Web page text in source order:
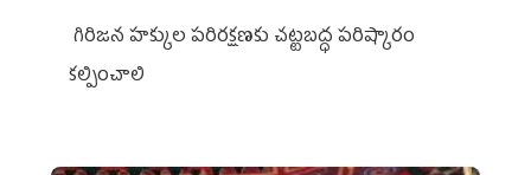
గిరిజన హక్కుల పరిరక్షణకు చట్టబద్ధ పరిష్కారం
కల్పించాలి